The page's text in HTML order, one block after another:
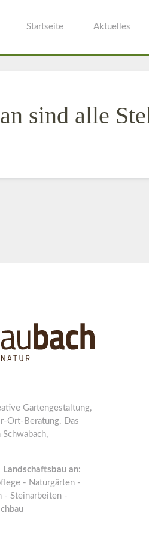
Startseite Aktuelles
sind alle
Gartengestaltung,
Ort-Beratung. Das
an:
- Naturgärten -
- Steinarbeiten -